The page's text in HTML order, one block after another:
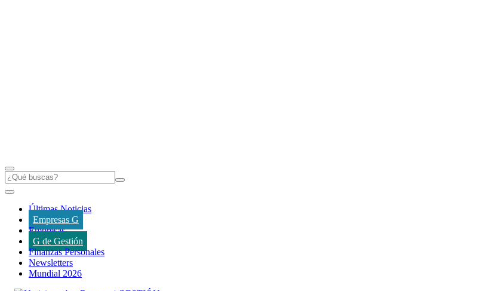
Últimas Noticias
Empresas G
Empresas
G de Gestión
Finanzas Personales
Newsletters
Mundial 2026